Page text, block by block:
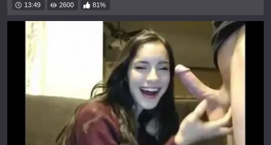
13:49 2600 81%